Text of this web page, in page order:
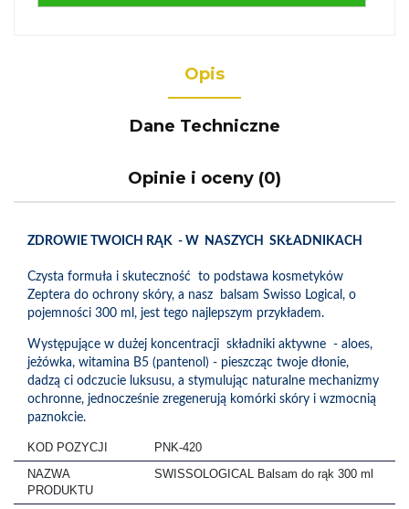
Opis
Dane Techniczne
Opinie i oceny (0)
ZDROWIE TWOICH RĄK - W NASZYCH SKŁADNIKACH
Czysta formuła i skuteczność to podstawa kosmetyków
Zeptera do ochrony skóry, a nasz balsam Swisso Logical, o
pojemności 300 ml, jest tego najlepszym przykładem.
Występujące w dużej koncentracji składniki aktywne - aloes,
jeżówka, witamina B5 (pantenol) - pieszcząc twoje dłonie,
dadzą ci odczucie luksusu, a stymulując naturalne mechanizmy
ochronne, jednocześnie zregenerują komórki skóry i wzmocnią
paznokcie.
KOD POZYCJI
PNK-420
NAZWA
PRODUKTU
SWISSOLOGICAL Balsam do rąk 300 ml